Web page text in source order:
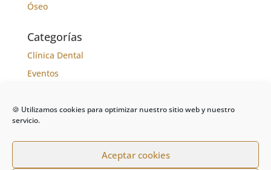
🍪 Utilizamos cookies para optimizar nuestro sitio web y nuestro
servicio.
Aceptar cookies
Óseo
Categorías
Clínica Dental
Eventos
Noticias